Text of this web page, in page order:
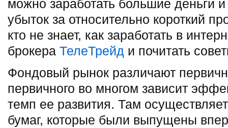
можно заработать большие деньги
убыток за относительно короткий
кто не знает, как заработать в
брокера ТелеТрейд и почитать
Фондовый рынок различают
первичного во многом зависит
темп ее развития. Там
бумаг, которые были выпущены